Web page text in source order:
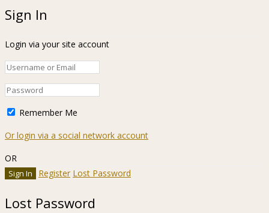
Sign In
Login via your site account
Remember Me
Or login via a social network account
OR
Register Lost Password
Lost Password